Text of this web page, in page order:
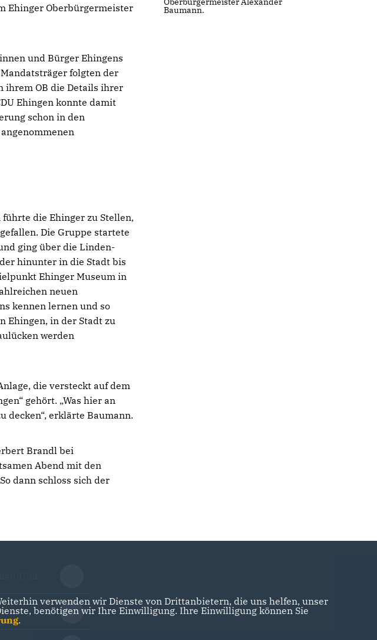
Ehinger Oberbürgermeister
und Bürger Ehingens
folgten der
ihrem OB die Details ihrer
Ehingen konnte damit
schon in den
die Ehinger zu Stellen,
Die Gruppe startete
ging über die Linden-
hinunter in die Stadt bis
Ehinger Museum in
neuen
kennen lernen und so
Ehingen, in der Stadt zu
werden
die versteckt auf dem
gehört. „Was hier an
decken“, erklärte Baumann.
Brandl bei
Abend mit den
dann schloss sich der
Baumann.
verwenden wir Dienste von Drittanbietern, die uns helfen, unser
benötigen wir Ihre Einwilligung. Ihre Einwilligung können Sie
.